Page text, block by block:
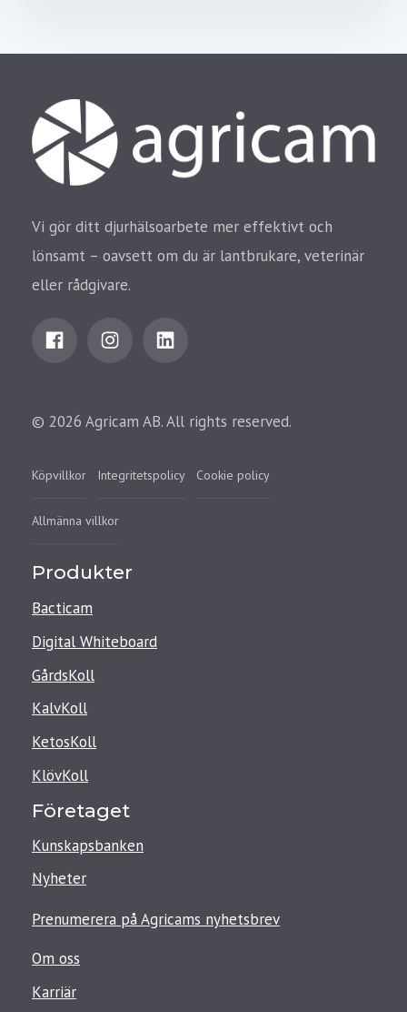
Vi gör ditt djurhälsoarbete mer effektivt och
lönsamt – oavsett om du är lantbrukare, veterinär
eller rådgivare.
© 2026 Agricam AB. All rights reserved.
Köpvillkor Integritetspolicy Cookie policy
Allmänna villkor
Produkter
Bacticam
Digital Whiteboard
GårdsKoll
KalvKoll
KetosKoll
KlövKoll
Företaget
Kunskapsbanken
Nyheter
Prenumerera på Agricams nyhetsbrev
Om oss
Karriär